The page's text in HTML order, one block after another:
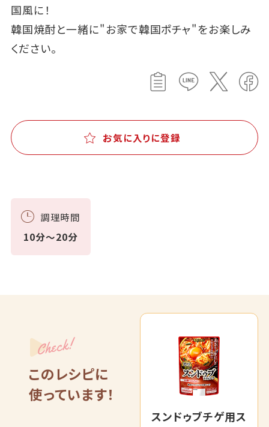
国風に！
韓国焼酎と一緒に"お家で韓国ポチャ"をお楽しみ
ください。
お気に入りに登録
調理時間
10分～20分
Check!
このレシピに
使っています！
スンドゥブチゲ用ス